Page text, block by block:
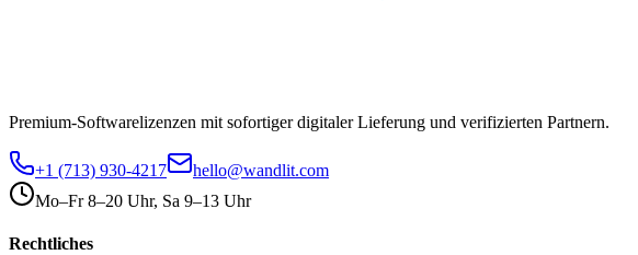
Premium-Softwarelizenzen mit sofortiger digitaler Lieferung und verifizierten Partnern.
+1 (713) 930-4217
hello@wandlit.com
Mo–Fr 8–20 Uhr, Sa 9–13 Uhr
Rechtliches